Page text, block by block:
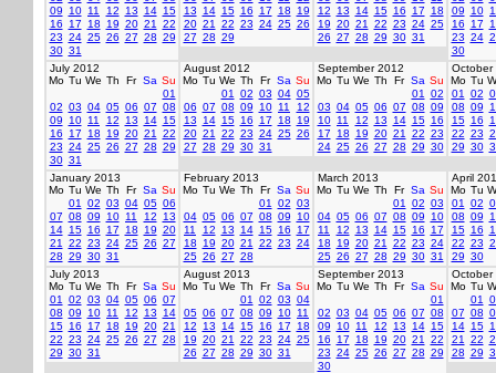
09
10 11 12 13 14 15
16
17 18 19 20 21
22
23 24 25 26 27 28 29
30 31
13
14 15 16 17 18
19
20 21 22 23 24 25 26
27 28 29
12
13 14 15 16 17
18
19 20 21 22 23 24 25
26 27 28 29 30 31
09
10
16
17
23 24
30
July 2012
Mo Tu We Th Fr Sa Su
01
02 03 04 05 06 07 08
09
10 11 12 13 14 15
16
17 18 19 20 21
22
23 24 25 26 27 28 29
30 31
August 2012
Mo Tu We Th Fr Sa Su
01
02 03 04 05
06 07 08 09 10 11
12
13
14 15 16 17 18
19
20 21 22 23 24 25 26
27 28 29 30 31
September 2012
Mo Tu We Th Fr Sa Su
01
02
03 04 05 06 07 08 09
10 11 12 13 14 15 16
17
18 19 20 21 22 23
24 25 26 27 28 29 30
October
Mo Tu
01
02
08 09
15 16
22 23
29 30
January 2013
Mo Tu We Th Fr Sa Su
01
02 03 04 05 06
07 08 09 10 11 12
13
14 15 16 17 18 19 20
21
22 23 24 25 26 27
28 29 30 31
February 2013
Mo Tu We Th Fr Sa Su
01
02 03
04 05 06 07 08 09
10
11
12 13 14 15 16
17
18
19 20 21 22 23 24
25 26 27 28
March 2013
Mo Tu We Th Fr Sa Su
01
02 03
04 05 06 07 08 09
10
11
12 13 14 15 16
17
18
19 20 21 22 23 24
25 26 27 28 29 30 31
April
Mo Tu
01
02
08 09
15 16
22 23
29 30
July 2013
Mo Tu We Th Fr Sa Su
01
02 03 04 05 06 07
08 09 10 11 12 13
14
15 16 17 18 19 20 21
22 23 24 25 26 27 28
29 30 31
August 2013
Mo Tu We Th Fr Sa Su
01
02 03 04
05 06 07 08 09 10 11
12
13 14 15 16 17
18
19 20 21 22 23 24 25
26 27 28 29 30 31
September 2013
Mo Tu We Th Fr Sa Su
01
02 03 04 05 06 07 08
09
10 11 12 13 14 15
16
17 18 19 20 21
22
23 24 25 26 27 28 29
30
October
Mo Tu
01
07 08
14 15
21
22
28 29